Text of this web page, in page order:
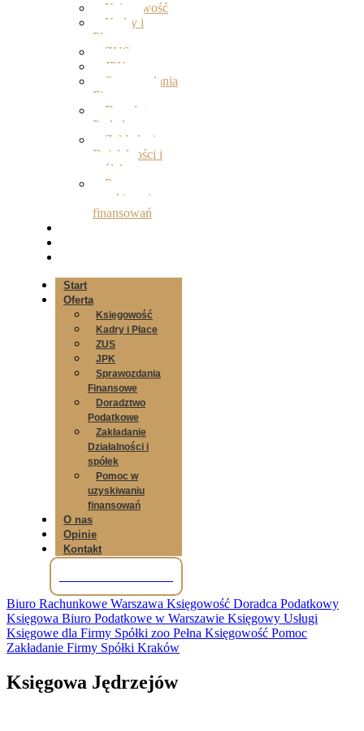
Księgowość
Kadry i
Płace
ZUS
JPK
Sprawozdania
Finansowe
Doradztwo
Podatkowe
Zakładanie
Działalności i
spółek
Pomoc w
uzyskiwaniu
finansowań
Start
Oferta
Księgowość
Kadry i Płace
ZUS
JPK
Sprawozdania
Finansowe
Doradztwo
Podatkowe
Zakładanie
Działalności i
spółek
Pomoc w
uzyskiwaniu
finansowań
O nas
Opinie
Kontakt
Biuro Rachunkowe Warszawa Księgowość Doradca Podatkowy
Księgowa Biuro Podatkowe w Warszawie Księgowy Usługi
Księgowe dla Firmy Spółki zoo Pełna Księgowość Pomoc
Zakładanie Firmy Spółki Kraków
Księgowa Jędrzejów